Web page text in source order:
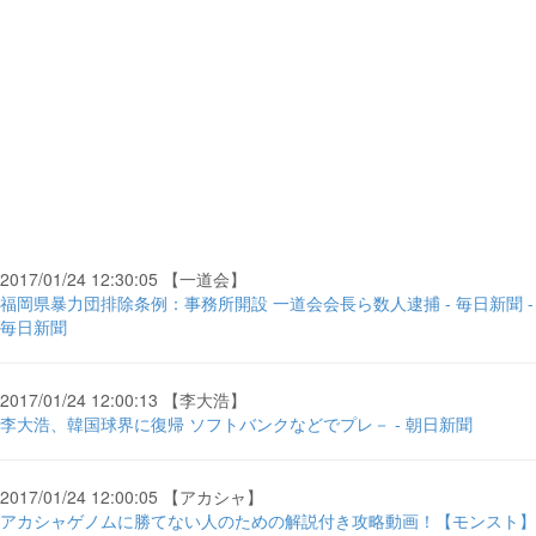
2017/01/24 12:30:05 【一道会】
福岡県暴力団排除条例：事務所開設 一道会会長ら数人逮捕 - 毎日新聞 -
毎日新聞
2017/01/24 12:00:13 【李大浩】
李大浩、韓国球界に復帰 ソフトバンクなどでプレ－ - 朝日新聞
2017/01/24 12:00:05 【アカシャ】
アカシャゲノムに勝てない人のための解説付き攻略動画！【モンスト】